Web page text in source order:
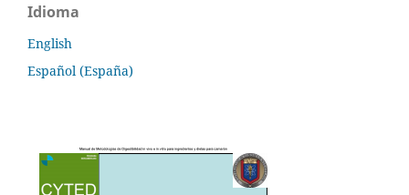
Idioma
English
Español (España)